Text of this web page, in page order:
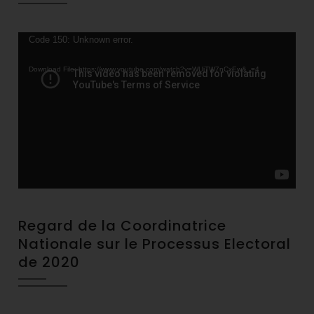
Video
Code 150: Unknown error.
Download File: https://www.youtube.com/watch?v=WUjTW7nCxEw&_=4
Regard de la Coordinatrice
Nationale sur le Processus Electoral
de 2020